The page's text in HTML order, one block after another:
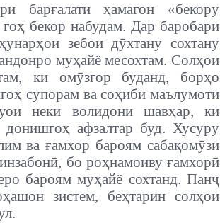
барғалати ҳамагон «бекору
бекор набудам. Дар баробари
зебои дӯхтану сохтану
муҳайё месохтам. Солҳои
ки омӯзгор буданд, борҳо
супорам ва соҳиби маълумоти
неки волидони шавҳар, ки
афзалтар буд. Хусуру
ва ғамхор бароям сабақомӯзи
бо роҳнамоиву ғамхорӣ
бароям муҳайё сохтанд. Панҷ
зистем, беҳтарин солҳои